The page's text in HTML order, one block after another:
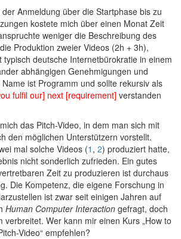
Anmeldung über die Startphase bis zu
kostete mich über einen Monat Zeit
weniger die Beschreibung des
Produktion zweier Videos (2h + 3h),
typisch deutsche Internetbürokratie in einem
abhängigen Genehmigungen und
ist Programm und sollte rekursiv als
fulfil our] next [requirement] verstanden
das Pitch-Video, in dem man sich mit
den möglichen Unterstützern vorstellt.
mal solche Videos (1 , 2) produziert hatte,
nicht sonderlich zufrieden. Ein gutes
Zeit zu produzieren ist durchaus
Die Kompetenz, die eigene Forschung in
ist zwar seit einigen Jahren auf
Human Computer Interaction gefragt, doch
verbreitet. Wer kann mir einen Kurs „How to
Video“ empfehlen?